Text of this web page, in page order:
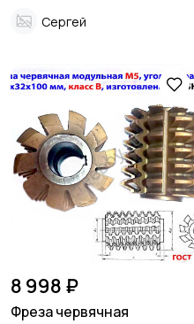
Сергей
8 998 ₽
Фреза червячная